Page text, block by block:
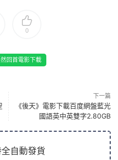
0
回首電影下載
下一篇
《後天》電影下載百度網盤藍光
國語英中英雙字2.80GB
自動發貨